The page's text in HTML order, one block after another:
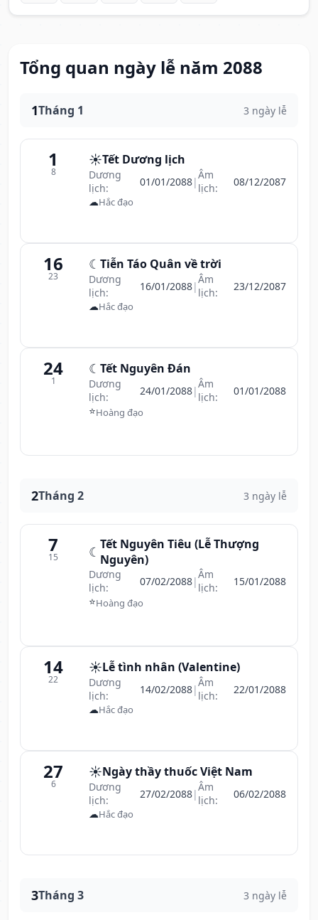
Tổng quan ngày lễ năm 2088
1Tháng 1 3 ngày lễ
1
8
☀️Tết Dương lịch
Dương
lịch:
01/01/2088|Âm
lịch:
08/12/2087
☁Hắc đạo
16
23
☾ Tiễn Táo Quân về trời
Dương
lịch:
16/01/2088|Âm
lịch:
23/12/2087
☁Hắc đạo
24
1
☾ Tết Nguyên Đán
Dương
lịch:
24/01/2088|Âm
lịch:
01/01/2088
⭐Hoàng đạo
2Tháng 2 3 ngày lễ
7
15 ☾ Tết Nguyên Tiêu (Lễ Thượng
Nguyên)
Dương
lịch:
07/02/2088|Âm
lịch:
15/01/2088
⭐Hoàng đạo
14
22
☀️Lễ tình nhân (Valentine)
Dương
lịch:
14/02/2088|Âm
lịch:
22/01/2088
☁Hắc đạo
27
6
☀️Ngày thầy thuốc Việt Nam
Dương
lịch:
27/02/2088|Âm
lịch:
06/02/2088
☁Hắc đạo
3Tháng 3 3 ngày lễ